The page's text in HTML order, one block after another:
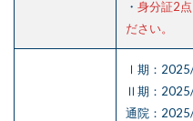
・ 身分証2
ださい。
Ⅰ期：
Ⅱ期：
通院：